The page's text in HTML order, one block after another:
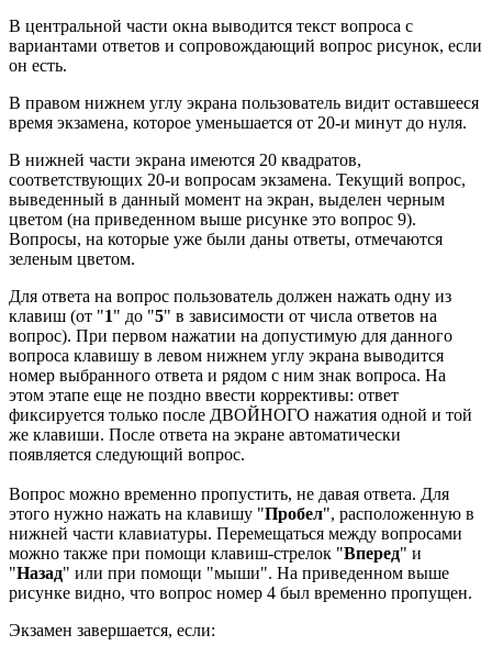
В центральной части окна выводится текст вопроса с
вариантами ответов и сопровождающий вопрос рисунок, если
он есть.
В правом нижнем углу экрана пользователь видит оставшееся
время экзамена, которое уменьшается от 20-и минут до нуля.
В нижней части экрана имеются 20 квадратов,
соответствующих 20-и вопросам экзамена. Текущий вопрос,
выведенный в данный момент на экран, выделен черным
цветом (на приведенном выше рисунке это вопрос 9).
Вопросы, на которые уже были даны ответы, отмечаются
зеленым цветом.
Для ответа на вопрос пользователь должен нажать одну из
клавиш (от "1" до "5" в зависимости от числа ответов на
вопрос). При первом нажатии на допустимую для данного
вопроса клавишу в левом нижнем углу экрана выводится
номер выбранного ответа и рядом с ним знак вопроса. На
этом этапе еще не поздно ввести коррективы: ответ
фиксируется только после ДВОЙНОГО нажатия одной и той
же клавиши. После ответа на экране автоматически
появляется следующий вопрос.
Вопрос можно временно пропустить, не давая ответа. Для
этого нужно нажать на клавишу "Пробел", расположенную в
нижней части клавиатуры. Перемещаться между вопросами
можно также при помощи клавиш-стрелок "Вперед" и
"Назад" или при помощи "мыши". На приведенном выше
рисунке видно, что вопрос номер 4 был временно пропущен.
Экзамен завершается, если: